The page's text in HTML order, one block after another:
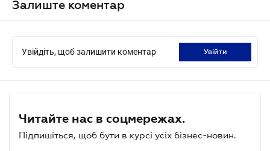
Залиште коментар
Увійдіть, щоб залишити коментар увійти
Читайте нас в соцмережах.
Підпишіться, щоб бути в курсі усіх бізнес-новин.